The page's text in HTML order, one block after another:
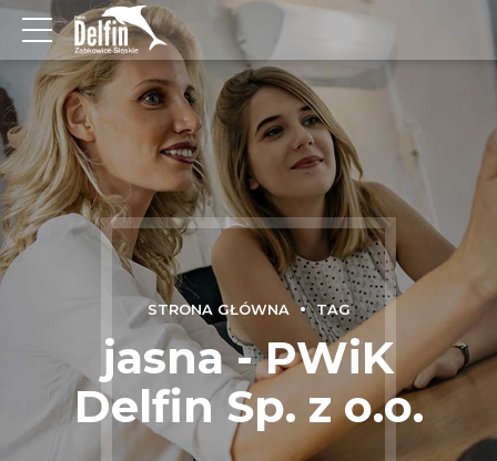
STRONA GŁÓWNA TAG
jasna - PWiK
Delfin Sp. z o.o.